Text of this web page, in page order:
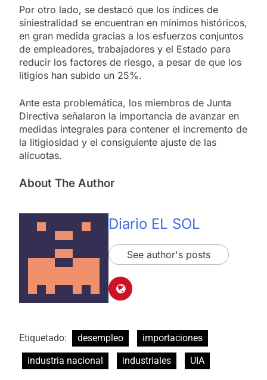
Por otro lado, se destacó que los índices de
siniestralidad se encuentran en mínimos históricos,
en gran medida gracias a los esfuerzos conjuntos
de empleadores, trabajadores y el Estado para
reducir los factores de riesgo, a pesar de que los
litigios han subido un 25%.
Ante esta problemática, los miembros de Junta
Directiva señalaron la importancia de avanzar en
medidas integrales para contener el incremento de
la litigiosidad y el consiguiente ajuste de las
alícuotas.
About The Author
Diario EL SOL
See author's posts
Etiquetado: desempleo
importaciones
industria nacional
industriales UIA